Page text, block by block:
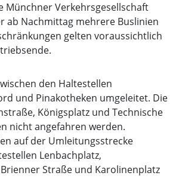
Münchner Verkehrsgesellschaft
ab Nachmittag mehrere Buslinien
gelten voraussichtlich
den Haltestellen
und Pinakotheken umgeleitet. Die
Königsplatz und Technische
nicht angefahren werden.
auf der Umleitungsstrecke
Lenbachplatz,
Straße und Karolinenplatz